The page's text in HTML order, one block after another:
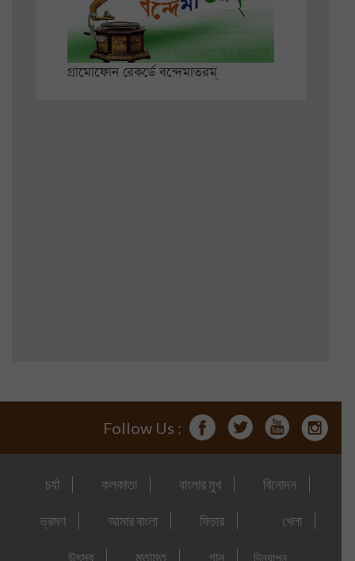
গ্রামোফোন রেকর্ডে বন্দেমাতরম্
Follow Us :
চর্যা কলকাতা বাংলার মুখ বিনোদন
ভ্রমণ আমার বাংলা ফিচার খেলা
দিনযাপন